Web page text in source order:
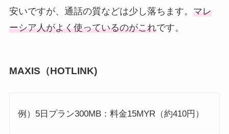
安いですが、通話の質などは少し落ちます。 マレ
ーシア人がよく使っているのがこれです。
MAXIS（HOTLINK)
例）5日プラン300MB：料金15MYR（約410円）